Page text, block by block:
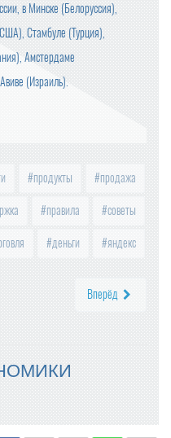
в Минске (Белоруссия),
Стамбуле (Турция),
Амстердаме
(Израиль).
продукты продажа
правила советы
деньги яндекс
Вперёд